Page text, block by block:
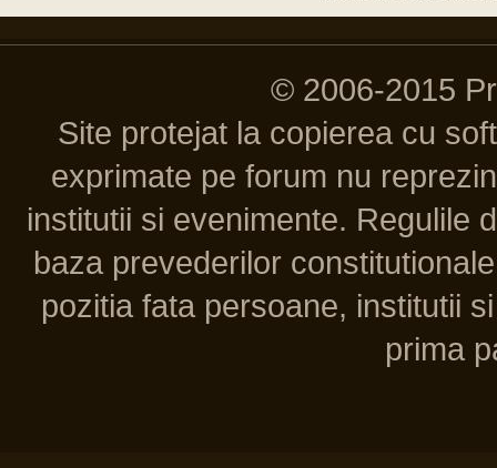
© 2006-2015
Site protejat la copierea cu
exprimate pe forum nu
institutii si evenimente. Regulile
baza prevederilor
pozitia fata persoane, institutii
prima